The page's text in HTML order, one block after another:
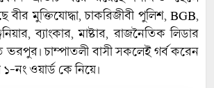
বীর মুক্তিযোদ্ধা, চাকরিজীবী পুলিশ, BGB,
ব্যাংকার, মাষ্টার, রাজনৈতিক লিডার
চাম্পাতলী বাসী সকলেই গর্ব করেন
নং ওয়ার্ড কে নিয়ে।